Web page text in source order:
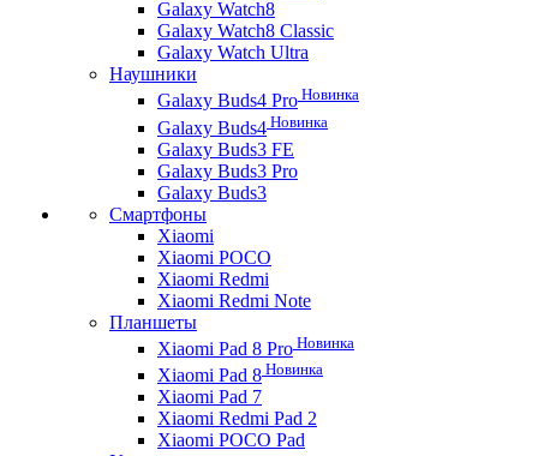
Galaxy Watch8
Galaxy Watch8 Classic
Galaxy Watch Ultra
Наушники
Galaxy Buds4 Pro Новинка
Galaxy Buds4 Новинка
Galaxy Buds3 FE
Galaxy Buds3 Pro
Galaxy Buds3
Смартфоны
Xiaomi
Xiaomi POCO
Xiaomi Redmi
Xiaomi Redmi Note
Планшеты
Xiaomi Pad 8 Pro Новинка
Xiaomi Pad 8 Новинка
Xiaomi Pad 7
Xiaomi Redmi Pad 2
Xiaomi POCO Pad